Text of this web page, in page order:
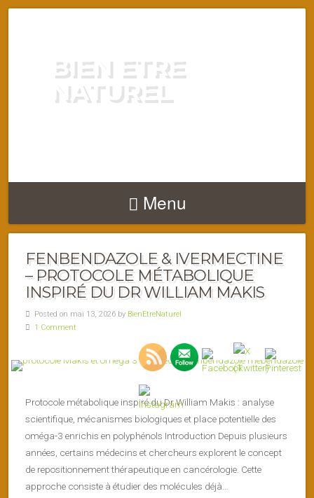
BIEN ETRE
NATUREL
Menu
FENBENDAZOLE & IVERMECTINE
– PROTOCOLE MÉTABOLIQUE
INSPIRÉ DU DR WILLIAM MAKIS
Posted on mai 13, 2026 by BienEtreNaturel
1 Comment
Protocole métabolique inspiré du Dr William Makis : analyse
scientifique, mécanismes biologiques et place potentielle des
oméga-3 enrichis en polyphénols Introduction Depuis plusieurs
années, certains médecins et chercheurs explorent le concept
de repositionnement thérapeutique en cancérologie. Cette
approche consiste à étudier des molécules déjà…